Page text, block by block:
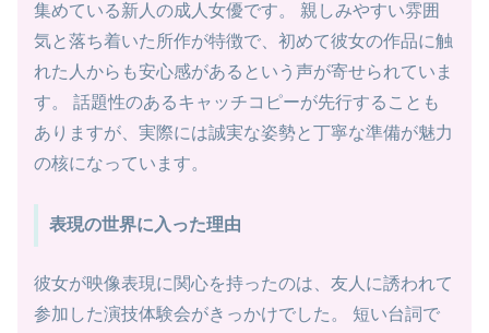
集めている新人の成人女優です。 親しみやすい雰囲
気と落ち着いた所作が特徴で、初めて彼女の作品に触
れた人からも安心感があるという声が寄せられていま
す。 話題性のあるキャッチコピーが先行することも
ありますが、実際には誠実な姿勢と丁寧な準備が魅力
の核になっています。
表現の世界に入った理由
彼女が映像表現に関心を持ったのは、友人に誘われて
参加した演技体験会がきっかけでした。 短い台詞で